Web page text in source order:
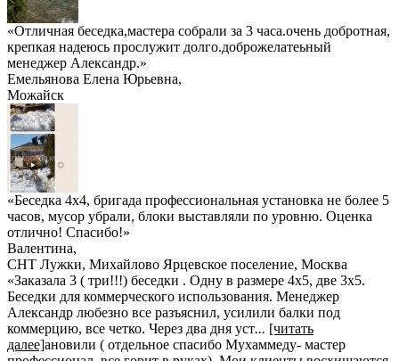
«Отличная беседка,мастера собрали за 3 часа.очень добротная,
крепкая надеюсь прослужит долго.доброжелатеьный
менеджер Александр.»
Емельянова Елена Юрьевна,
Можайск
«Беседка 4х4, бригада профессиональная установка не более 5
часов, мусор убрали, блоки выставляли по уровню. Оценка
отлично! Спасибо!»
Валентина,
СНТ Лужки, Михайлово Ярцевское поселение, Москва
«Заказала 3 ( три!!!) беседки . Одну в размере 4х5, две 3х5.
Беседки для коммерческого использования. Менеджер
Александр любезно все разъяснил, усилили балки под
коммерцию, все четко. Через два дня уст... [читать
далее]ановили ( отдельное спасибо Мухаммеду- мастер